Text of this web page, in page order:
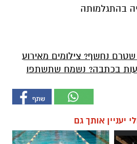
בהתגלמותה
נחשף? צילומים מאירוע
בכתבה? נשמח שתשתפו
יעניין אותך גם